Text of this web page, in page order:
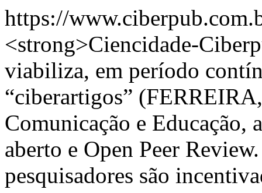
https://
<strong>Ciencidade-
viabiliza, em período
“ciberartigos”
Comunicação e Educação,
aberto e Open Peer
pesquisadores são